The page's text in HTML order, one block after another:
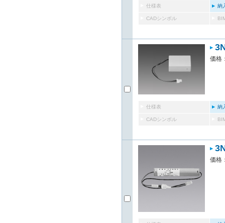
仕様表 納
CADシンボル
価格
仕様表 納
CADシンボル
価格